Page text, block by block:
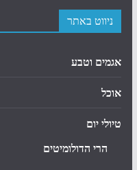
ניווט באתר
אגמים וטבע
אוכל
טיולי יום
הרי הדולומיטים